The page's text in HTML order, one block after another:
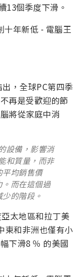
13個季度下滑。
出，全球PC第四季
再是受歡迎的節
將從家庭中消
設備，影響消
和質量，而非
平均銷售價
而在這個過
的階段。
太地區和拉丁美
東和非洲也僅有小
下滑8 ％ 的美國